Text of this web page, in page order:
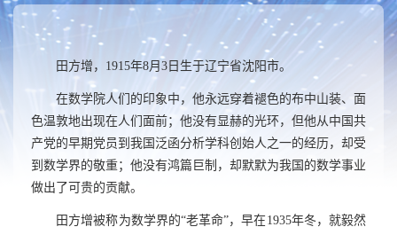
田方增， 1915年8月 3 日生于辽宁省沈阳市。
在数学院人们的印象中，他永远穿着褪色的布中山装、面
色温敦地出现在人们面前；他没有显赫的光环，但他从中国共
产党的早期党员到我国泛函分析学科创始人之一的经历，却受
到数学界的敬重；他没有鸿篇巨制，却默默为我国的数学事业
做出了可贵的贡献。
田方增被称为数学界的“老革命”，早在1935年冬，就毅然